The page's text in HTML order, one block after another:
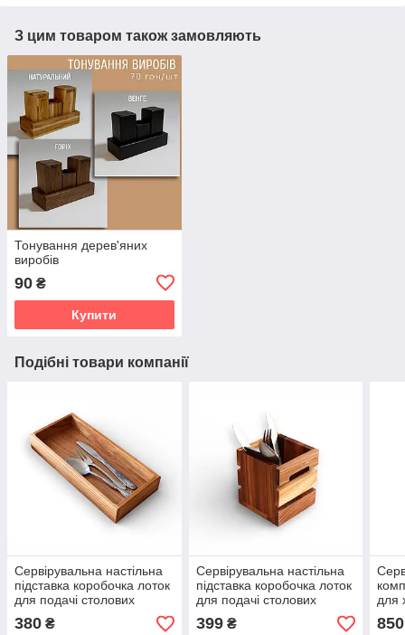
З цим товаром також замовляють
Тонування дерев'яних
виробів
90 ₴
Купити
Подібні товари компанії
Сервірувальна настільна
підставка коробочка лоток
для подачі столових
приборів з дерева
"Мінімалізм" 26 х 12 см
380 ₴
Сервірувальна настільна
підставка коробочка лоток
для подачі столових
приборів з дерева "Кантрі"
399₴
для
850